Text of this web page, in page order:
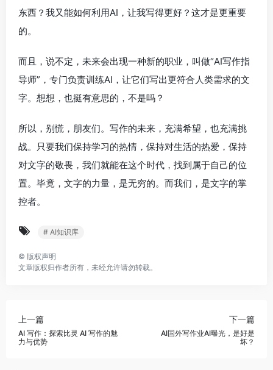
东西？我又能如何利用AI，让我写得更好？这才是更重要
的。
而且，说不定，未来会出现一种新的职业，叫做“AI写作指
导师”，专门负责训练AI，让它们写出更符合人类需求的文
字。想想，也挺有意思的，不是吗？
所以，别慌，朋友们。写作的未来，充满希望，也充满挑
战。只要我们保持学习的热情，保持对生活的热爱，保持
对文字的敬畏，我们就能在这个时代，找到属于自己的位
置。毕竟，文字的力量，是无穷的。而我们，是文字的掌
控者。
# AI知识库
© 版权声明
文章版权归作者所有，未经允许请勿转载。
上一篇
AI 写作：探索比灵 AI 写作的魅
力与优势
下一篇
AI国外写作业AI曝光，是好是
坏？